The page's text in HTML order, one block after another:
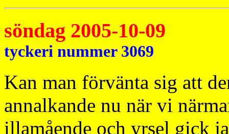
söndag 2005-10-09
tyckeri nummer 3069
Kan man förvänta sig att
annalkande nu när vi
illamående och yrsel gick